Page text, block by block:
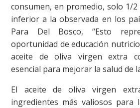
consumen, en promedio, solo 1/
inferior a la observada en los
Para Del Bosco, “Esto
oportunidad de educación
aceite de oliva virgen extra
esencial para mejorar la salud de
El aceite de oliva virgen
ingredientes más valiosos para